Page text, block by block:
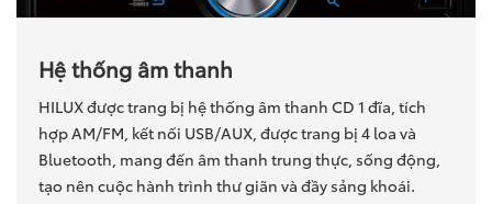
Hệ thống âm thanh
HILUX được trang bị hệ thống âm thanh CD 1 đĩa, tích
hợp AM/FM, kết nối USB/AUX, được trang bị 4 loa và
Bluetooth, mang đến âm thanh trung thực, sống động,
tạo nên cuộc hành trình thư giãn và đầy sảng khoái.